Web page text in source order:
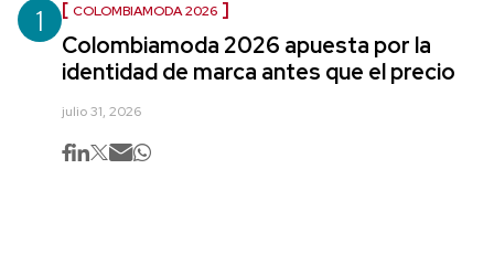
1 COLOMBIAMODA 2026
Colombiamoda 2026 apuesta por la
identidad de marca antes que el precio
julio 31, 2026